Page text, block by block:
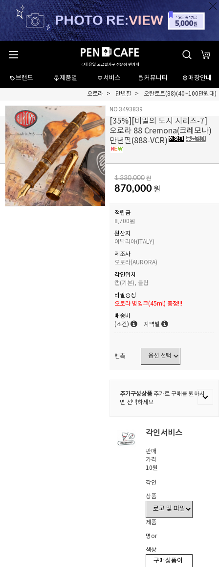
브랜드 제품별 서비스 커뮤니티 매장안내
오로라 만년필 오탄토트(88)(40~100만원대)
NO.3493839
[35%][비밀의 도시 시리즈-7]
오로라 88 Cremona(크레모나)
만년필(888-VCR)
1,330,000 원
870,000 원
적립금
8,700원
원산지
이탈리아(ITALY)
제조사
오로라(AURORA)
각인위치
캡(기본), 클립
리필증정
오로라 병잉크(45ml) 증정!!!
배송비
(조건)
지역별
펜촉
추가구성상품추가로 구매를 원하시
면 선택하세요
각인서비스
판매
가격
10원
각인
상품
제품
명or
색상